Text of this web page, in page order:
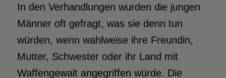
In den Verhandlungen wurden die jungen
Männer oft gefragt, was sie denn tun
würden, wenn wahlweise ihre Freundin,
Mutter, Schwester oder ihr Land mit
Waffengewalt angegriffen würde. Die